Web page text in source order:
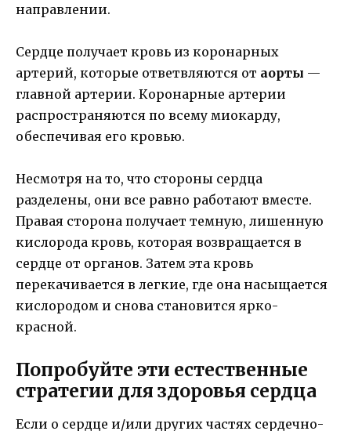
направлении.
Сердце получает кровь из коронарных
артерий, которые ответвляются от аорты —
главной артерии. Коронарные артерии
распространяются по всему миокарду,
обеспечивая его кровью.
Несмотря на то, что стороны сердца
разделены, они все равно работают вместе.
Правая сторона получает темную, лишенную
кислорода кровь, которая возвращается в
сердце от органов. Затем эта кровь
перекачивается в легкие, где она насыщается
кислородом и снова становится ярко-
красной.
Попробуйте эти естественные
стратегии для здоровья сердца
Если о сердце и/или других частях сердечно-